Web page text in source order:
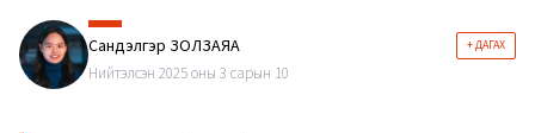
Сандэлгэр ЗОЛЗАЯА + ДАГАХ
Нийтэлсэн 2025 оны 3 сарын 10